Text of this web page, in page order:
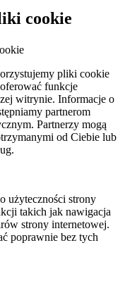
cookie
pliki cookie
funkcje
witrynie. Informacje o
partnerom
Partnerzy mogą
od Ciebie lub
użyteczności strony
takich jak nawigacja
strony internetowej.
poprawnie bez tych